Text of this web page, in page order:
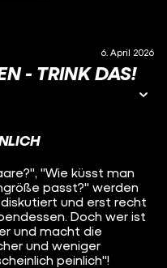
6. April 2026
- TRINK DAS!
"Wie küsst man
passt?" werden
und erst recht
Doch wer ist
und macht die
und weniger
peinlich"!